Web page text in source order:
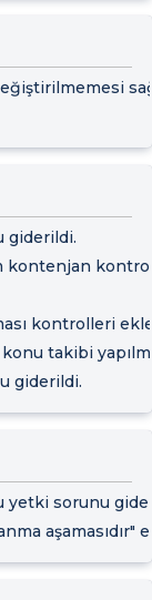
giderildi.
kontenjan
kontrolleri
takibi
giderildi.
yetki sorunu
aşamasıdır"